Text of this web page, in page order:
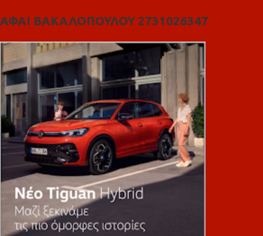
ΑΦΑΙ ΒΑΚΑΛΟΠΟΥΛΟΥ 2731026347